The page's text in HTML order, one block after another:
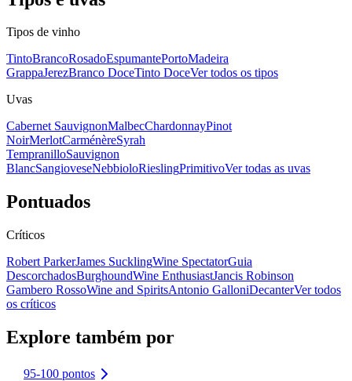
Tipos de vinho
TintoBrancoRosadoEspumantePortoMadeira
GrappaJerezBranco DoceTinto DoceVer todos os tipos
Uvas
Cabernet SauvignonMalbecChardonnayPinot
NoirMerlotCarménèreSyrah
TempranilloSauvignon
BlancSangioveseNebbioloRieslingPrimitivoVer todas as uvas
Pontuados
Críticos
Robert ParkerJames SucklingWine SpectatorGuia
DescorchadosBurghoundWine EnthusiastJancis Robinson
Gambero RossoWine and SpiritsAntonio GalloniDecanterVer todos
os críticos
Explore também por
95-100 pontos